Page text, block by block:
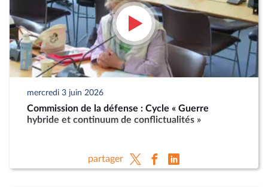
mercredi 3 juin 2026
Commission de la défense : Cycle « Guerre
hybride et continuum de conflictualités »
partager